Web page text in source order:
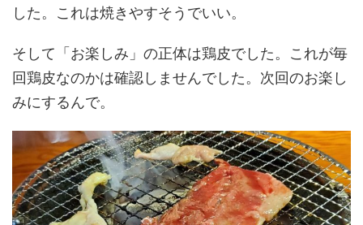
した。これは焼きやすそうでいい。
そして「お楽しみ」の正体は鶏皮でした。これが毎
回鶏皮なのかは確認しませんでした。次回のお楽し
みにするんで。